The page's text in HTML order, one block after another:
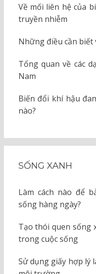
Về mối liên hệ của
truyền nhiễm
Những điều cần
Tổng quan về các
Nam
Biến đổi khí hậu
nào?
SỐNG XANH
Làm cách nào để
sống hàng ngày?
Tạo thói quen sống
trong cuộc sống
Sử dụng giấy hợp lý